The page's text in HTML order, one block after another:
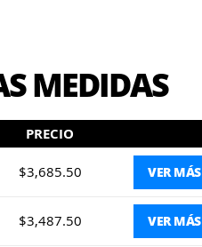
MEDIDAS
PRECIO
$3,685.50 VER MÁS
$3,487.50 VER MÁS